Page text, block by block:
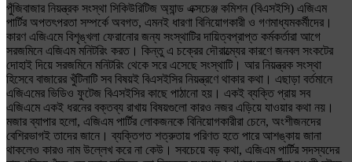
পুঁজিবাজার নিয়ন্ত্রক সংস্থা সিকিউরিটিজ অ্যান্ড এক্সচেঞ্জ কমিশন (বিএসইসি) এজিএম
পার্টির অপতৎপরতা সম্পর্কে অবগত, এমনই ধারণা বিনিয়োগকারী ও গণমাধ্যমকর্মীদের।
কারণ এজিএমে বিশৃঙ্খলা ফেরানোর জন্য সংস্থাটির দায়িত্বপ্রাপ্ত কর্মকর্তারা আগে
সরজমিনে এজিএম মনিটরিং করত। কিন্তু এ চক্রের দৌরাত্ম্যের কারণে জনবল সংকটের
দোহাই দিয়ে সরজমিনে মনিটরিং থেকে সরে এসেছে সংস্থাটি। আর নিয়ন্ত্রক সংস্থা
হিসেবে বাজারের খুঁটিনাটি সব বিষয়ই বিএসইসির নিয়ন্ত্রণে থাকার কথা। এছাড়া বর্তমানে
এজিএমের ভিডিও ফুটেজ বিএসইসির কাছে পাঠানো হয়। একই ব্যক্তি প্রায় সব
এজিএমে একই ধরনের বক্তব্য রাখায় বিষয়গুলো কারও নজর এড়িয়ে যাওয়ার কথা নয়।
মজার ব্যাপার হলো, এজিএম পার্টির লোকজনকে বিনিয়োগকারীরা চেনে, অংশীজনদের
বেশিরভাগই তাদের জানে। ব্যক্তিগত শত্রুতায় পরিণত হতে পারে আশঙ্কায় জানা
থাকলেও কারও নাম উল্লেখ করে না কেউ। সবচেয়ে বড় কথা, এজিএম পার্টির সদস্যদের